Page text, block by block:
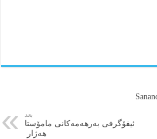
بعد
ئیفۆگرفی بەرهەمەکانی مامۆستا
هەژار ‌